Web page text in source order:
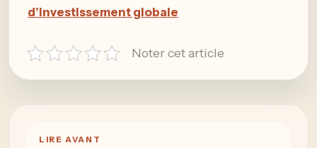
d’investissement globale
Noter cet article
LIRE AVANT